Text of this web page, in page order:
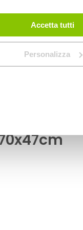
Accetta tutti
Personalizza
CREA UN ACCOUNT